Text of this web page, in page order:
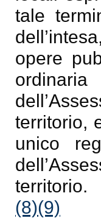
tale
opere
territorio,
unico
territorio.
(8)(9)